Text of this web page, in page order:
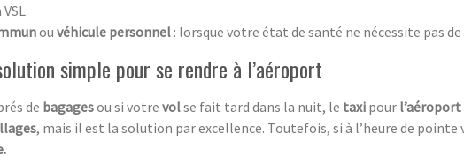
ou véhicule personnel : lorsque votre état de santé ne nécessite pas
simple pour se rendre à l’aéroport
de bagagesou si votre volse fait tard dans la nuit, le taxi pour l’aéroport
, mais il est la solution par excellence. Toutefois, si à l’heure de pointe